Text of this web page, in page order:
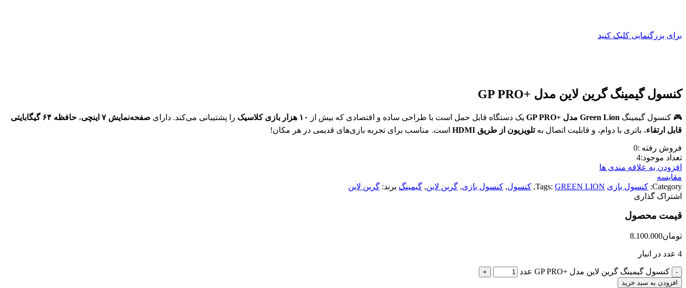
برای بزرگنمایی کلیک کنید
کنسول گیمینگ گرین لاین مدل +GP PRO
🎮 کنسول گیمینگ Green Lion مدل +GP PRO یک دستگاه قابل حمل است با طراحی ساده و اقتصادی که بیش از ۱۰ هزار بازی کلاسیک را پشتیبانی می‌کند. دارای صفحه‌نمایش ۷ اینچی ،
حافظه ۶۴ گیگابایتی
قابل ارتقاء، باتری با دوام، و قابلیت اتصال بهتلویزیون از طریق HDMI است. مناسب برای تجربه بازی‌های قدیمی در هر مکان!
فروش رفته :0
تعداد موجود:4
افزودن به علاقه مندی ها
مقایسه
Category: کنسول بازی Tags: GREEN LION
, کنسول, کنسول بازی, گرین لاین, گیمینگ برند: گرین لاین
اشتراک گذاری
قیمت محصول
تومان8.100.000
4 عدد در انبار
کنسول گیمینگ گرین لاین مدل +GP PRO عدد
افزودن به سبد خرید